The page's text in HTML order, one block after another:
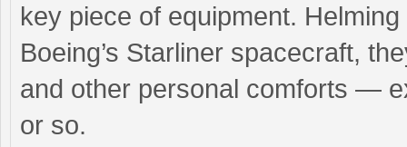
key piece of equipment.
Boeing’s Starliner spacecraft,
and other personal comforts —
or so.